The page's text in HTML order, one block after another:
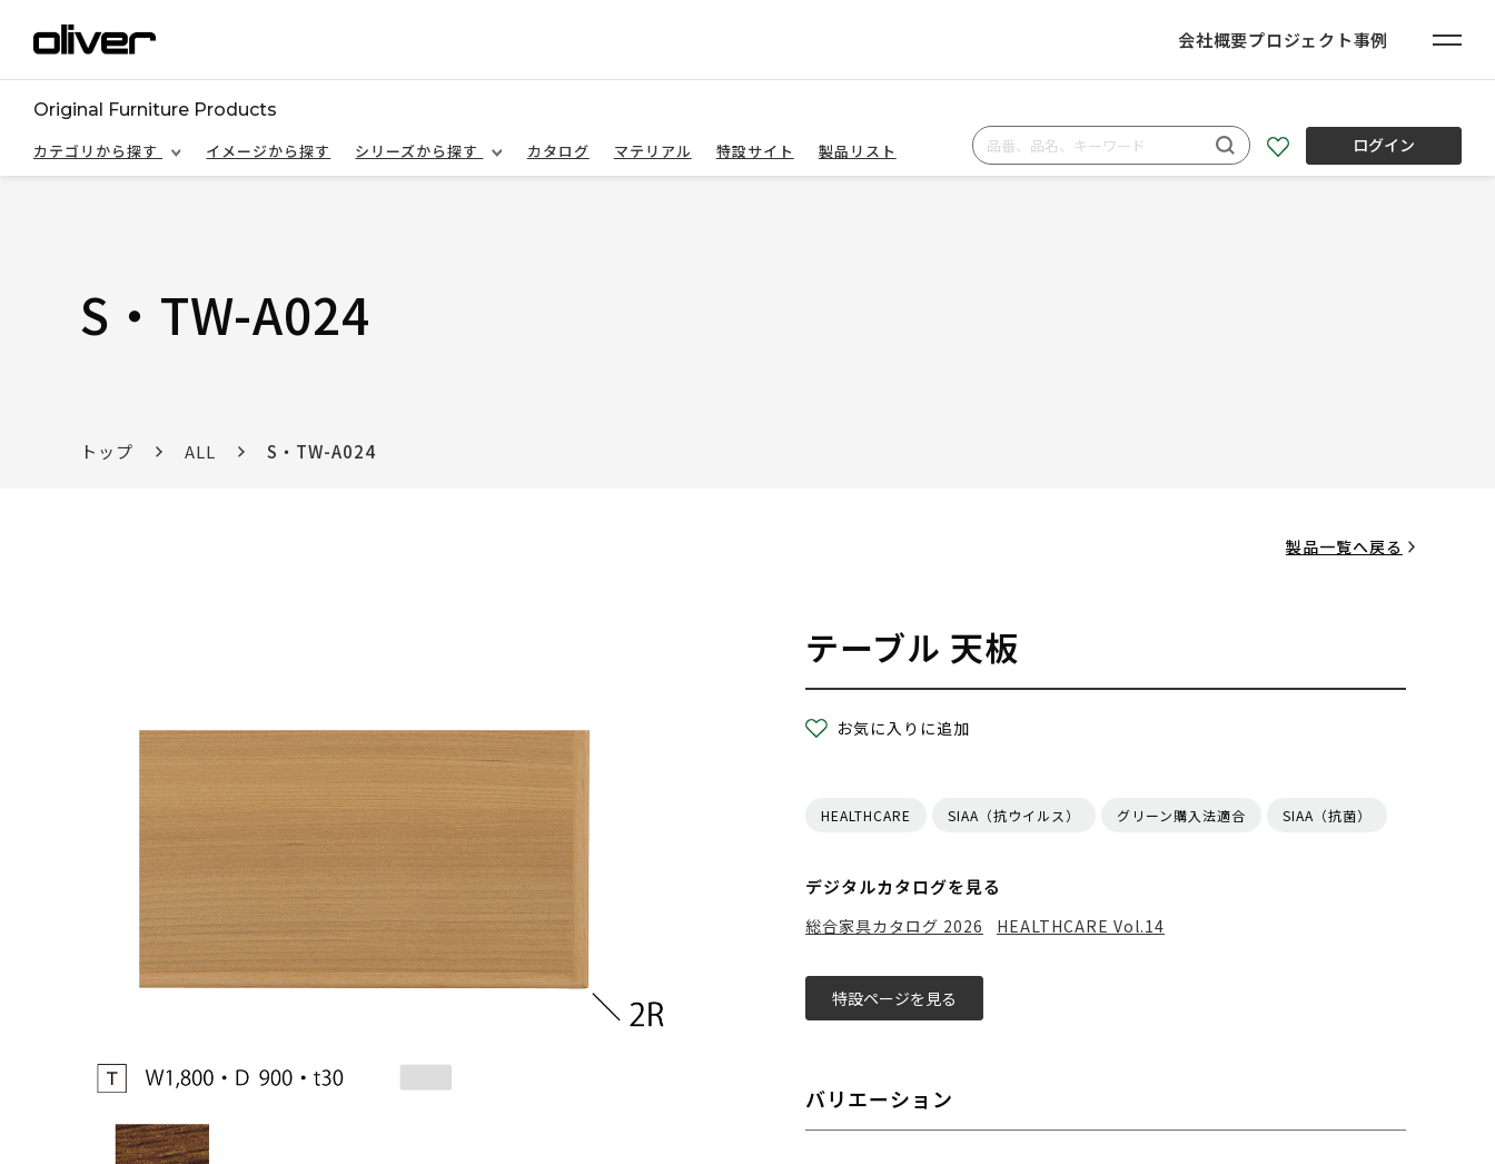
会社概要プロジェクト事例
Original Furniture Products
カテゴリから探す
イメージから探す シリーズから探す カタログ マテリアル 特設サイト 製品リスト ログイン
S・TW-A024
トップ ALL S・TW-A024
製品一覧へ戻る
テーブル 天板
お気に入りに追加
HEALTHCARE SIAA（抗ウイルス） グリーン購入法適合 SIAA（抗菌）
デジタルカタログを見る
総合家具カタログ 2026 HEALTHCARE Vol.14
特設ページを見る
バリエーション